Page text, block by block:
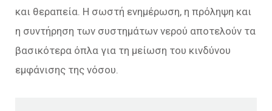
και θεραπεία. Η σωστή ενημέρωση, η πρόληψη και
η συντήρηση των συστημάτων νερού αποτελούν τα
βασικότερα όπλα για τη μείωση του κινδύνου
εμφάνισης της νόσου.